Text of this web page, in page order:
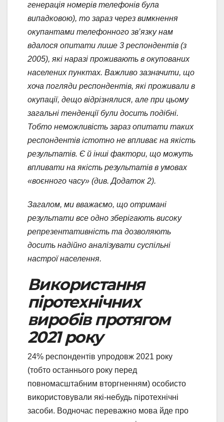
генерація номерів телефонів була
випадковою), то зараз через вимкнення
окупантами телефонного зв’язку нам
вдалося опитати лише 3 респондентів (з
2005), які наразі проживають в окупованих
населених пунктах. Важливо зазначити, що
хоча погляди респондентів, які проживали в
окупації, дещо відрізнялися, але при цьому
загальні тенденції були досить подібні.
Тобто неможливість зараз опитати таких
респондентів істотно не впливає на якість
результатів. Є й інші фактори, що можуть
впливати на якість результатів в умовах
«воєнного часу» (див. Додаток 2).
Загалом, ми вважаємо, що отримані
результати все одно зберігають високу
репрезентативність та дозволяють
досить надійно аналізувати суспільні
настрої населення.
Використання
піротехнічних
виробів протягом
2021 року
24% респондентів упродовж 2021 року
(тобто останнього року перед
повномасштабним вторгненням) особисто
використовували які-небудь піротехнічні
засоби. Водночас переважно мова йде про